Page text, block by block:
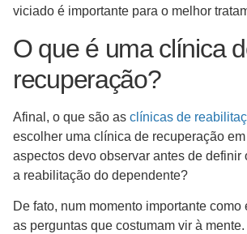
viciado é importante para o melhor
O que é uma clínica
recuperação?
Afinal, o que são as clínicas de
escolher uma clínica de recuperação
aspectos devo observar antes de definir
a reabilitação do dependente?
De fato, num momento importante como
as perguntas que costumam vir à